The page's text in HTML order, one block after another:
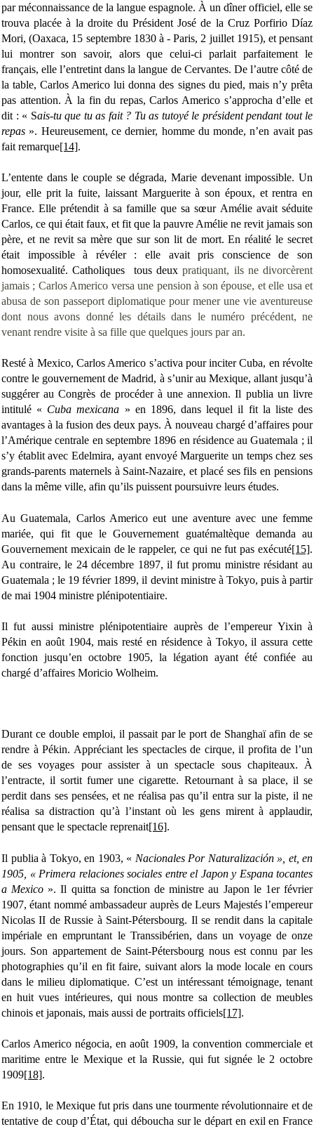
par méconnaissance de la langue espagnole. À un dîner officiel, elle se
trouva placée à la droite du Président José de la Cruz Porfirio Díaz
Mori, (Oaxaca, 15 septembre 1830 à - Paris, 2 juillet 1915), et pensant
lui montrer son savoir, alors que celui-ci parlait parfaitement le
français, elle l’entretint dans la langue de Cervantes. De l’autre côté de
la table, Carlos Americo lui donna des signes du pied, mais n’y prêta
pas attention. À la fin du repas, Carlos Americo s’approcha d’elle et
dit : « Sais-tu que tu as fait ? Tu as tutoyé le président pendant tout le
repas ». Heureusement, ce dernier, homme du monde, n’en avait pas
fait remarque[14].
L’entente dans le couple se dégrada, Marie devenant impossible. Un
jour, elle prit la fuite, laissant Marguerite à son époux, et rentra en
France. Elle prétendit à sa famille que sa sœur Amélie avait séduite
Carlos, ce qui était faux, et fit que la pauvre Amélie ne revit jamais son
père, et ne revit sa mère que sur son lit de mort. En réalité le secret
était impossible à révéler : elle avait pris conscience de son
homosexualité. Catholiques tous deuxpratiquant, ils ne divorcèrent
jamais ; Carlos Americo versa une pension à son épouse, et elle usa et
abusa de son passeport diplomatique pour mener une vie aventureuse
dont nous avons donné les détails dans le numéro précédent, ne
venant rendre visite à sa fille que quelques jours par an.
Resté à Mexico, Carlos Americo s’activa pour inciter Cuba, en révolte
contre le gouvernement de Madrid, à s’unir au Mexique, allant jusqu’à
suggérer au Congrès de procéder à une annexion. Il publia un livre
intitulé « Cuba mexicana » en 1896, dans lequel il fit la liste des
avantages à la fusion des deux pays. À nouveau chargé d’affaires pour
l’Amérique centrale en septembre 1896 en résidence au Guatemala ; il
s’y établit avec Edelmira, ayant envoyé Marguerite un temps chez ses
grands-parents maternels à Saint-Nazaire, et placé ses fils en pensions
dans la même ville, afin qu’ils puissent poursuivre leurs études.
Au Guatemala, Carlos Americo eut une aventure avec une femme
mariée, qui fit que le Gouvernement guatémaltèque demanda au
Gouvernement mexicain de le rappeler, ce qui ne fut pas exécuté[15].
Au contraire, le 24 décembre 1897, il fut promu ministre résidant au
Guatemala ; le 19 février 1899, il devint ministre à Tokyo, puis à partir
de mai 1904 ministre plénipotentiaire.
Il fut aussi ministre plénipotentiaire auprès de l’empereur Yixin à
Pékin en août 1904, mais resté en résidence à Tokyo, il assura cette
fonction jusqu’en octobre 1905, la légation ayant été confiée au
chargé d’affaires Moricio Wolheim.
Durant ce double emploi, il passait par le port de Shanghaï afin de se
rendre à Pékin. Appréciant les spectacles de cirque, il profita de l’un
de ses voyages pour assister à un spectacle sous chapiteaux. À
l’entracte, il sortit fumer une cigarette. Retournant à sa place, il se
perdit dans ses pensées, et ne réalisa pas qu’il entra sur la piste, il ne
réalisa sa distraction qu’à l’instant où les gens mirent à applaudir,
pensant que le spectacle reprenait[16].
Il publia à Tokyo, en 1903, « Nacionales Por Naturalización », et, en
1905, « Primera relaciones sociales entre el Japon y Espana tocantes
a Mexico ». Il quitta sa fonction de ministre au Japon le 1er février
1907, étant nommé ambassadeur auprès de Leurs Majestés l’empereur
Nicolas II de Russie à Saint-Pétersbourg. Il se rendit dans la capitale
impériale en empruntant le Transsibérien, dans un voyage de onze
jours. Son appartement de Saint-Pétersbourg nous est connu par les
photographies qu’il en fit faire, suivant alors la mode locale en cours
dans le milieu diplomatique. C’est un intéressant témoignage, tenant
en huit vues intérieures, qui nous montre sa collection de meubles
chinois et japonais, mais aussi de portraits officiels[17].
Carlos Americo négocia, en août 1909, la convention commerciale et
maritime entre le Mexique et la Russie, qui fut signée le 2 octobre
1909[18].
En 1910, le Mexique fut pris dans une tourmente révolutionnaire et de
tentative de coup d’État, qui déboucha sur le départ en exil en France